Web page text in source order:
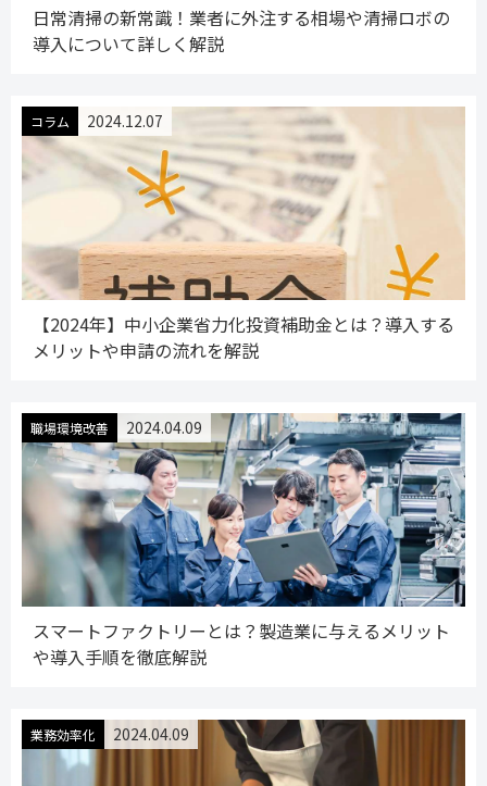
日常清掃の新常識！業者に外注する相場や清掃ロボの
導入について詳しく解説
コラム 2024.12.07
【2024年】中小企業省力化投資補助金とは？導入する
メリットや申請の流れを解説
職場環境改善 2024.04.09
スマートファクトリーとは？製造業に与えるメリット
や導入手順を徹底解説
業務効率化 2024.04.09